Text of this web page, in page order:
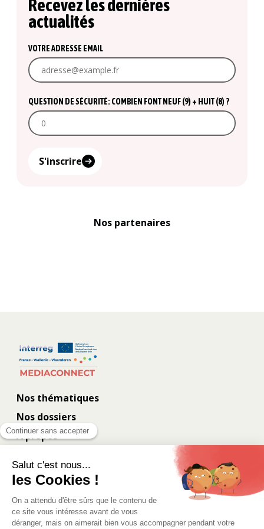
Recevez les dernières
actualités
VOTRE ADRESSE EMAIL
QUESTION DE SÉCURITÉ: COMBIEN FONT NEUF (9) + HUIT (8) ?
S'inscrire
Nos partenaires
Nos thématiques
Nos dossiers
À propos
Contact
Les coulisses
Eurometropolis.eu